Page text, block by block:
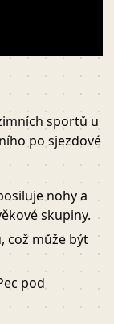
sportů u
po sjezdové
nohy a
skupiny.
což může být
pod